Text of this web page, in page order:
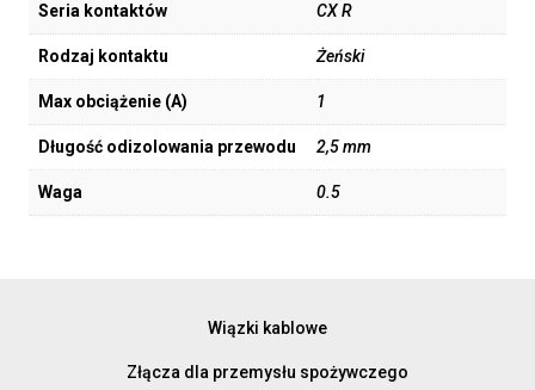
Seria kontaktów CX R
Rodzaj kontaktu Żeński
Max obciążenie (A) 1
Długość odizolowania przewodu 2,5 mm
Waga 0.5
Wiązki kablowe
Złącza dla przemysłu spożywczego